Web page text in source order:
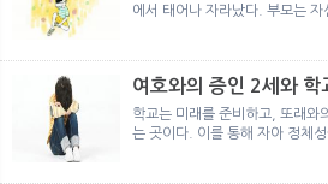
에서 태어나 자라났다. 부모는 자
여호와의 증인 2세와 학
학교는 미래를 준비하고, 또래와
는 곳이다. 이를 통해 자아 정체